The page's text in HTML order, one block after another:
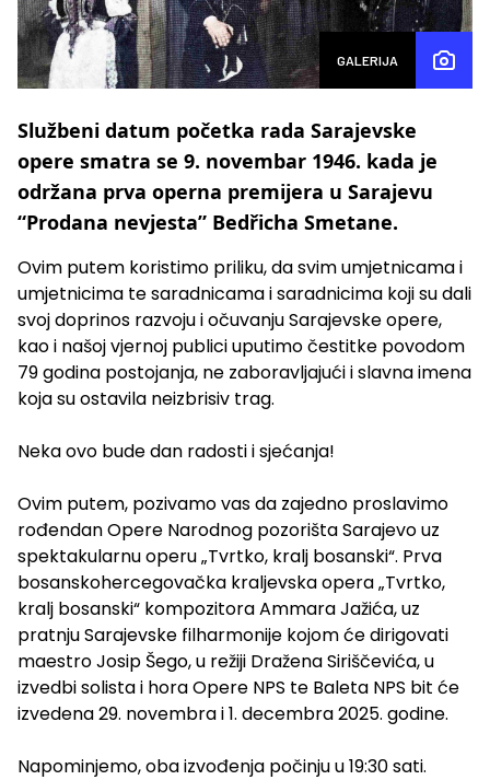
GALERIJA
Službeni datum početka rada Sarajevske
opere smatra se 9. novembar 1946. kada je
održana prva operna premijera u Sarajevu
“Prodana nevjesta” Bedřicha Smetane.
Ovim putem koristimo priliku, da svim umjetnicama i
umjetnicima te saradnicama i saradnicima koji su dali
svoj doprinos razvoju i očuvanju Sarajevske opere,
kao i našoj vjernoj publici uputimo čestitke povodom
79 godina postojanja, ne zaboravljajući i slavna imena
koja su ostavila neizbrisiv trag.
Neka ovo bude dan radosti i sjećanja!
Ovim putem, pozivamo vas da zajedno proslavimo
rođendan Opere Narodnog pozorišta Sarajevo uz
spektakularnu operu „Tvrtko, kralj bosanski“. Prva
bosanskohercegovačka kraljevska opera „Tvrtko,
kralj bosanski“ kompozitora Ammara Jažića, uz
pratnju Sarajevske filharmonije kojom će dirigovati
maestro Josip Šego, u režiji Dražena Siriščevića, u
izvedbi solista i hora Opere NPS te Baleta NPS bit će
izvedena 29. novembra i 1. decembra 2025. godine.
Napominjemo, oba izvođenja počinju u 19:30 sati.